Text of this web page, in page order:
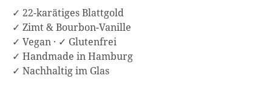
✓ 22-karätiges Blattgold
✓ Zimt & Bourbon-Vanille
✓ Vegan · ✓ Glutenfrei
✓ Handmade in Hamburg
✓ Nachhaltig im Glas